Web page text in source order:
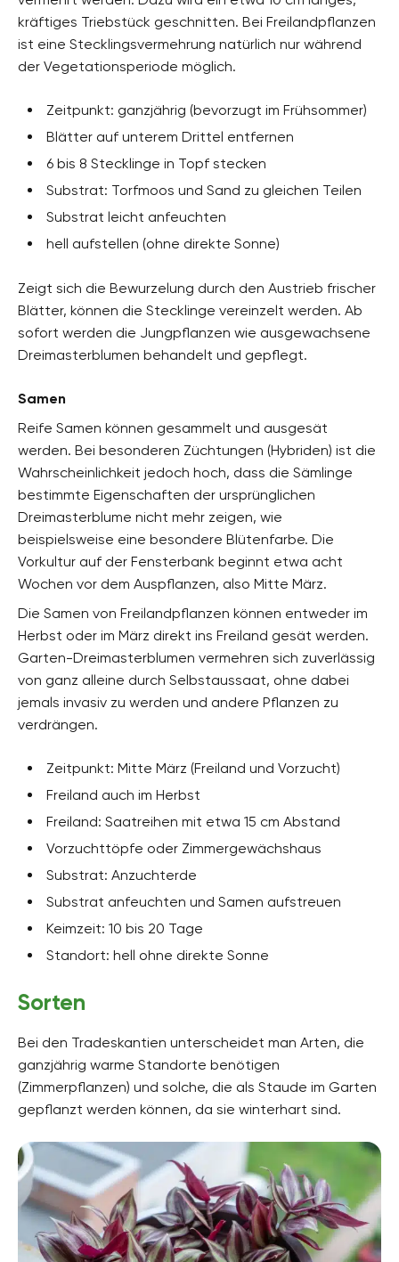
kräftiges Triebstück geschnitten. Bei Freilandpflanzen
ist eine Stecklingsvermehrung natürlich nur während
der Vegetationsperiode möglich.
Zeitpunkt: ganzjährig (bevorzugt im Frühsommer)
Blätter auf unterem Drittel entfernen
6 bis 8 Stecklinge in Topf stecken
Substrat: Torfmoos und Sand zu gleichen Teilen
Substrat leicht anfeuchten
hell aufstellen (ohne direkte Sonne)
Zeigt sich die Bewurzelung durch den Austrieb frischer
Blätter, können die Stecklinge vereinzelt werden. Ab
sofort werden die Jungpflanzen wie ausgewachsene
Dreimasterblumen behandelt und gepflegt.
Samen
Reife Samen können gesammelt und ausgesät
werden. Bei besonderen Züchtungen (Hybriden) ist die
Wahrscheinlichkeit jedoch hoch, dass die Sämlinge
bestimmte Eigenschaften der ursprünglichen
Dreimasterblume nicht mehr zeigen, wie
beispielsweise eine besondere Blütenfarbe. Die
Vorkultur auf der Fensterbank beginnt etwa acht
Wochen vor dem Auspflanzen, also Mitte März.
Die Samen von Freilandpflanzen können entweder im
Herbst oder im März direkt ins Freiland gesät werden.
Garten-Dreimasterblumen vermehren sich zuverlässig
von ganz alleine durch Selbstaussaat, ohne dabei
jemals invasiv zu werden und andere Pflanzen zu
verdrängen.
Zeitpunkt: Mitte März (Freiland und Vorzucht)
Freiland auch im Herbst
Freiland: Saatreihen mit etwa 15 cm Abstand
Vorzuchttöpfe oder Zimmergewächshaus
Substrat: Anzuchterde
Substrat anfeuchten und Samen aufstreuen
Keimzeit: 10 bis 20 Tage
Standort: hell ohne direkte Sonne
Sorten
Bei den Tradeskantien unterscheidet man Arten, die
ganzjährig warme Standorte benötigen
(Zimmerpflanzen) und solche, die als Staude im Garten
gepflanzt werden können, da sie winterhart sind.